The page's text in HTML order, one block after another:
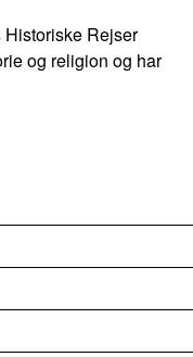
Rejser
og religion og har